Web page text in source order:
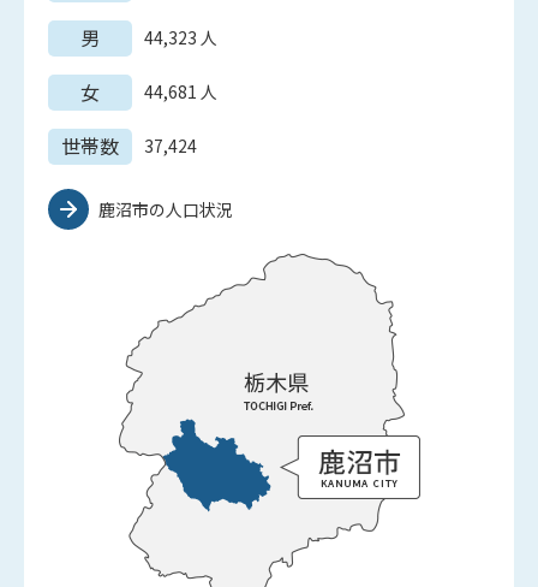
男 44,323 人
女 44,681 人
世帯数 37,424
鹿沼市の人口状況